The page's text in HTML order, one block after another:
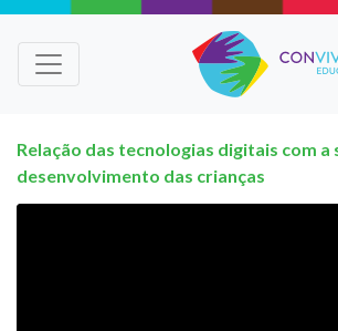
Relação das tecnologias digitais com a
desenvolvimento das crianças